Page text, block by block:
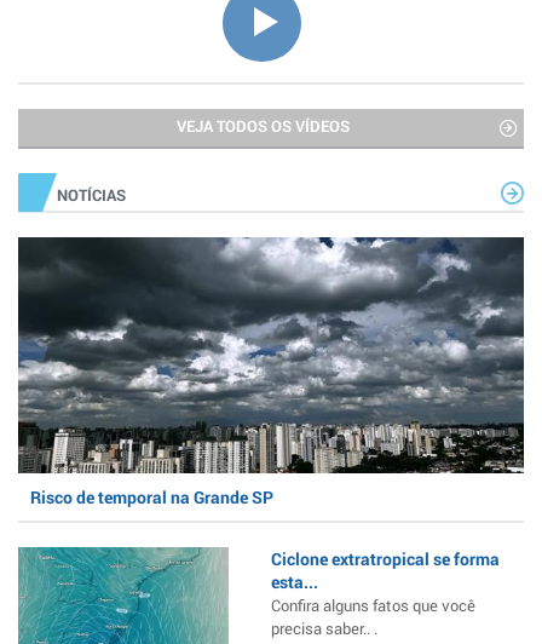
VEJA TODOS OS VÍDEOS
NOTÍCIAS
Risco de temporal na Grande SP
Ciclone extratropical se forma
esta...
Confira alguns fatos que você
precisa saber.. .